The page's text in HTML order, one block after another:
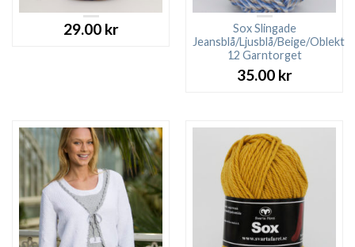
29.00 kr
Sox Slingade
Jeansblå/Ljusblå/Beige/Oblekt
12 Garntorget
35.00 kr